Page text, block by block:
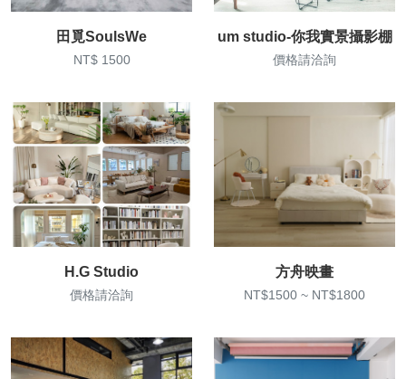
田覓SoulsWe
NT$ 1500
um studio-你我實景攝影棚
價格請洽詢
H.G Studio
價格請洽詢
方舟映畫
NT$1500 ~ NT$1800